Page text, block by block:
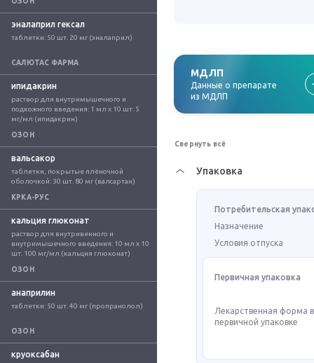
эналаприл гексал
таблетки: 50 шт. 20 мг (эналаприл)
САЛЮТАС ФАРМА
ипидакрин
раствор для внутримышечного и
подкожного введения: 1 мл x 10 шт. 5
мг/мл (ипидакрин)
ОЗОН
вальсакор
таблетки, покрытые плёночной
оболочкой: 30 шт. 80 мг (валсартан)
КРКА-РУС
кальция глюконат
раствор для внутривенного и
внутримышечного введения: 10 мл x 10
шт. 100 мг/мл (кальция глюконат)
ОЗОН
анаприлин
таблетки: 50 шт. 40 мг (пропранолол)
ОЗОН
круоксабан
МДЛП
Данные о препарате
из МДЛП
Свернуть всё
Упаковка
Потребительская
Назначение
Условия отпуска
Первичная упаковка
Лекарственная форма
первичной упаковке